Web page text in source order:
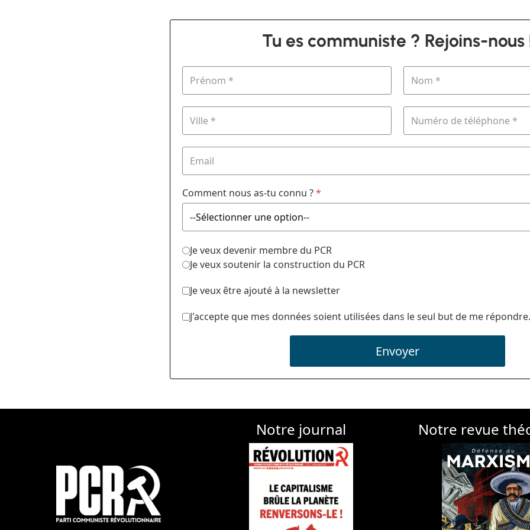
Tu es communiste ? Rejoins-nous
Comment nous as-tu connu ?*
Je veux devenir membre du PCR
Je veux soutenir la construction du PCR
Je veux être ajouté à la newsletter
J'accepte que mes données soient utilisées dans le seul but de me
Envoyer
Notre journal Notre revue